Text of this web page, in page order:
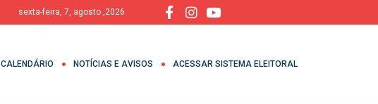
sexta-feira, 7, agosto ,2026
CALENDÁRIO NOTÍCIAS E AVISOS ACESSAR SISTEMA ELEITORAL